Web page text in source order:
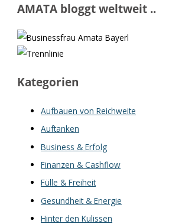
Aufwand
wer
würde
das
AMATA bloggt weltweit ..
Kategorien
Aufbauen von Reichweite
Auftanken
Business & Erfolg
Finanzen & Cashflow
Fülle & Freiheit
Gesundheit & Energie
Hinter den Kulissen